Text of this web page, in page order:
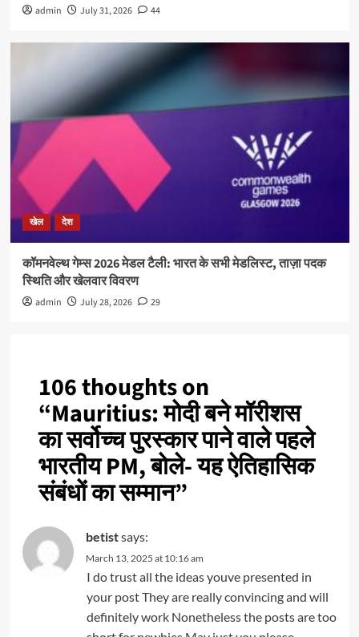
admin July 31, 2026 44
खेल देश
कॉमनवेल्थ गेम्स 2026 मेडल टैली: भारत के सभी मेडलिस्ट, ताज़ा पदक
स्थिति और खेलवार विवरण
admin July 28, 2026 29
106 thoughts on
“Mauritius: मोदी बने मॉरीशस
का सर्वोच्च पुरस्कार पाने वाले पहले
भारतीय PM, बोले- यह ऐतिहासिक
संबंधों का सम्मान”
betistsays:
March 13, 2025 at 10:16 am
I do trust all the ideas youve presented in
your post They are really convincing and will
definitely work Nonetheless the posts are too